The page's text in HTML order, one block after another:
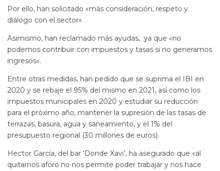
Por ello, han solicitado «más consideración, respeto y
diálogo con el sector».
Asimismo, han reclamado más ayudas, ya que «no
podemos contribuir con impuestos y tasas si no generamos
ingresos».
Entre otras medidas, han pedido que se suprima el IBI en
2020 y se rebaje el 95% del mismo en 2021, así como los
impuestos municipales en 2020 y estudiar su reducción
para el próximo año, mantener la supresión de las tasas de
terrazas, basura, agua y saneamiento, y el 1% del
presupuesto regional (30 millones de euros).
Hector García, del bar ‘Donde Xavi’, ha asegurado que «al
quitarnos aforo no nos permite poder trabajar y nos hace